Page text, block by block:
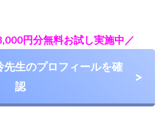
円分無料お試し実施中／
生のプロフィールを確
認